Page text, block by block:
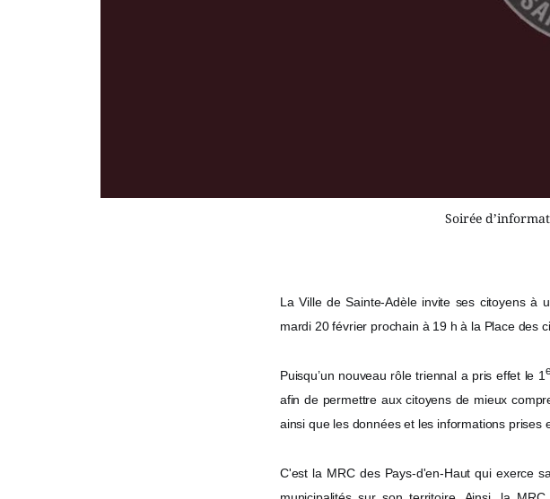
Soirée
La Ville de Sainte-Adèle invite ses citoyens à
mardi 20 février prochain à 19 h à la Place des
Puisqu’un nouveau rôle triennal a pris effet le 1
afin de permettre aux citoyens de mieux
ainsi que les données et les informations prises
C'est la MRC des Pays-d'en-Haut qui exerce